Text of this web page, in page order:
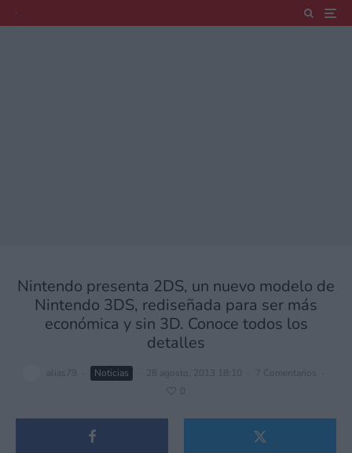
Nintendo presenta 2DS, un nuevo modelo de
Nintendo 3DS, rediseñada para ser más
económica y sin 3D. Conoce todos los
detalles
alias79 Noticias 28 agosto, 2013 18:10 7 Comentarios
0